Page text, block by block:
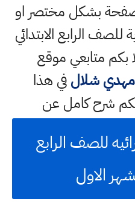
بشكل مختصر او
الرابع الابتدائي
بكم متابعي موقع
مهدي شلالفي هذا
شرح كامل عن
للصف الرابع
الاول